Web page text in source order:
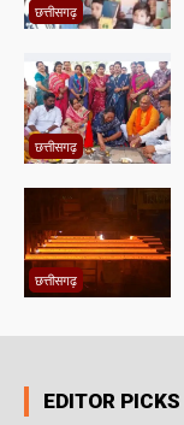
छत्तीसगढ़
छत्तीसगढ़
छत्तीसगढ़
EDITOR PICKS